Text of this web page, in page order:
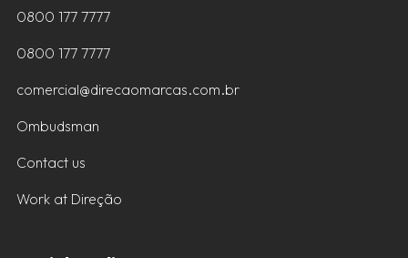
0800 177 7777
0800 177 7777
comercial@direcaomarcas.com.br
Ombudsman
Contact us
Work at Direção